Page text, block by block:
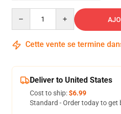
Cette vente se termine
Deliver to United States
Cost to ship:$6.99
Standard - Order today to get